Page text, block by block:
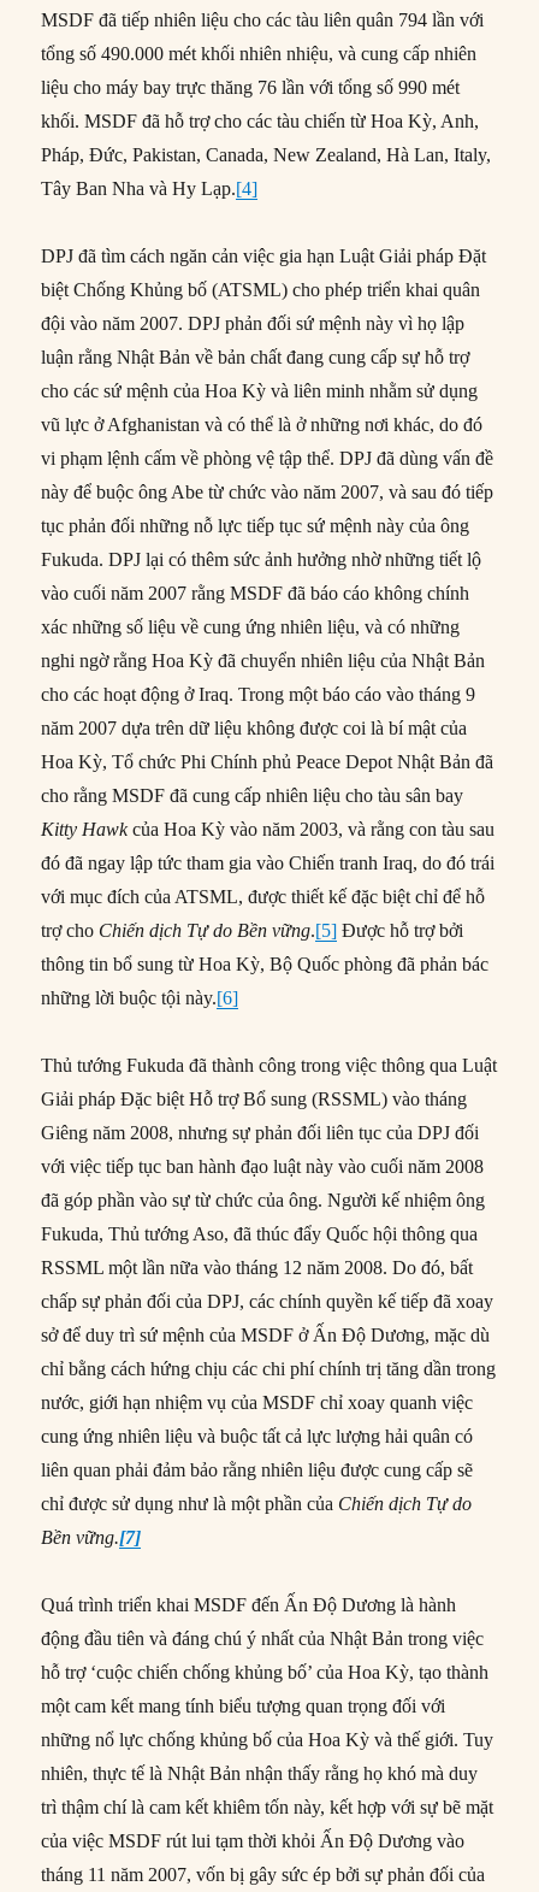
MSDF đã tiếp nhiên liệu cho các tàu liên quân 794 lần với
tổng số 490.000 mét khối nhiên nhiệu, và cung cấp nhiên
liệu cho máy bay trực thăng 76 lần với tổng số 990 mét
khối. MSDF đã hỗ trợ cho các tàu chiến từ Hoa Kỳ, Anh,
Pháp, Đức, Pakistan, Canada, New Zealand, Hà Lan, Italy,
Tây Ban Nha và Hy Lạp.[4]
DPJ đã tìm cách ngăn cản việc gia hạn Luật Giải pháp Đặt
biệt Chống Khủng bố (ATSML) cho phép triển khai quân
đội vào năm 2007. DPJ phản đối sứ mệnh này vì họ lập
luận rằng Nhật Bản về bản chất đang cung cấp sự hỗ trợ
cho các sứ mệnh của Hoa Kỳ và liên minh nhằm sử dụng
vũ lực ở Afghanistan và có thể là ở những nơi khác, do đó
vi phạm lệnh cấm về phòng vệ tập thể. DPJ đã dùng vấn đề
này để buộc ông Abe từ chức vào năm 2007, và sau đó tiếp
tục phản đối những nỗ lực tiếp tục sứ mệnh này của ông
Fukuda. DPJ lại có thêm sức ảnh hưởng nhờ những tiết lộ
vào cuối năm 2007 rằng MSDF đã báo cáo không chính
xác những số liệu về cung ứng nhiên liệu, và có những
nghi ngờ rằng Hoa Kỳ đã chuyển nhiên liệu của Nhật Bản
cho các hoạt động ở Iraq. Trong một báo cáo vào tháng 9
năm 2007 dựa trên dữ liệu không được coi là bí mật của
Hoa Kỳ, Tổ chức Phi Chính phủ Peace Depot Nhật Bản đã
cho rằng MSDF đã cung cấp nhiên liệu cho tàu sân bay
Kitty Hawkcủa Hoa Kỳ vào năm 2003, và rằng con tàu sau
đó đã ngay lập tức tham gia vào Chiến tranh Iraq, do đó trái
với mục đích của ATSML, được thiết kế đặc biệt chỉ để hỗ
trợ cho Chiến dịch Tự do Bền vững.[5] Được hỗ trợ bởi
thông tin bổ sung từ Hoa Kỳ, Bộ Quốc phòng đã phản bác
những lời buộc tội này.[6]
Thủ tướng Fukuda đã thành công trong việc thông qua Luật
Giải pháp Đặc biệt Hỗ trợ Bổ sung (RSSML) vào tháng
Giêng năm 2008, nhưng sự phản đối liên tục của DPJ đối
với việc tiếp tục ban hành đạo luật này vào cuối năm 2008
đã góp phần vào sự từ chức của ông. Người kế nhiệm ông
Fukuda, Thủ tướng Aso, đã thúc đẩy Quốc hội thông qua
RSSML một lần nữa vào tháng 12 năm 2008. Do đó, bất
chấp sự phản đối của DPJ, các chính quyền kế tiếp đã xoay
sở để duy trì sứ mệnh của MSDF ở Ấn Độ Dương, mặc dù
chỉ bằng cách hứng chịu các chi phí chính trị tăng dần trong
nước, giới hạn nhiệm vụ của MSDF chỉ xoay quanh việc
cung ứng nhiên liệu và buộc tất cả lực lượng hải quân có
liên quan phải đảm bảo rằng nhiên liệu được cung cấp sẽ
chỉ được sử dụng như là một phần của Chiến dịch Tự do
Bền vững.[7]
Quá trình triển khai MSDF đến Ấn Độ Dương là hành
động đầu tiên và đáng chú ý nhất của Nhật Bản trong việc
hỗ trợ ‘cuộc chiến chống khủng bố’ của Hoa Kỳ, tạo thành
một cam kết mang tính biểu tượng quan trọng đối với
những nổ lực chống khủng bố của Hoa Kỳ và thế giới. Tuy
nhiên, thực tế là Nhật Bản nhận thấy rằng họ khó mà duy
trì thậm chí là cam kết khiêm tốn này, kết hợp với sự bẽ mặt
của việc MSDF rút lui tạm thời khỏi Ấn Độ Dương vào
tháng 11 năm 2007, vốn bị gây sức ép bởi sự phản đối của